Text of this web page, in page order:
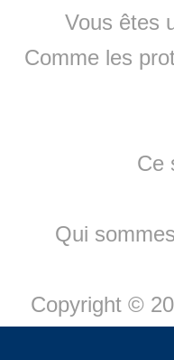
Vous êtes
Comme les
Ce
Qui
Copyright ©